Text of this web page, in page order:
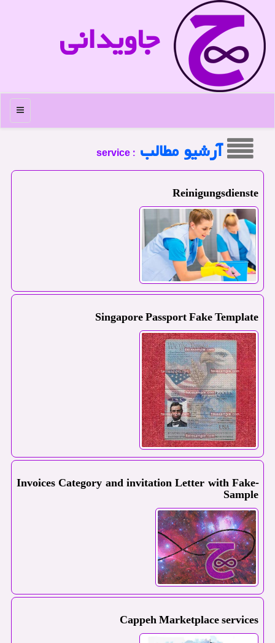
جاویدانی
منو
آرشیو مطالب : service
Reinigungsdienste
Singapore Passport Fake Template
Invoices Category and invitation Letter with Fake-
Sample
Cappeh Marketplace services